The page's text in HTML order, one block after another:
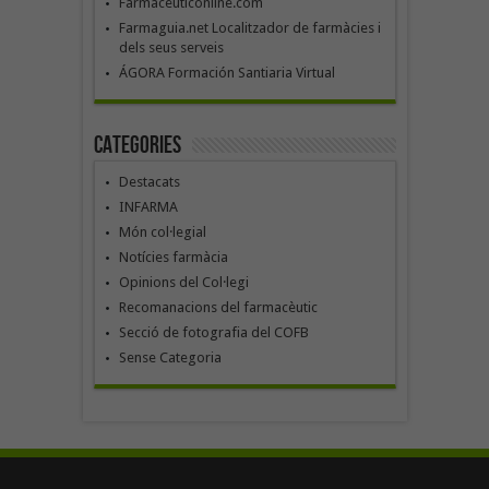
Farmaguia.net Localitzador de farmàcies i
dels seus serveis
ÁGORA Formación Santiaria Virtual
Categories
Destacats
INFARMA
Món col·legial
Notícies farmàcia
Opinions del Col·legi
Recomanacions del farmacèutic
Secció de fotografia del COFB
Sense Categoria